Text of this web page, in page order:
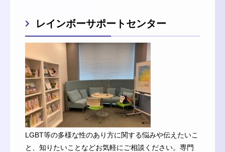
レインボーサポートセンター
LGBT等の多様な性のあり方に関する悩みや伝えたいこ
と、知りたいことなどお気軽にご相談ください。専門